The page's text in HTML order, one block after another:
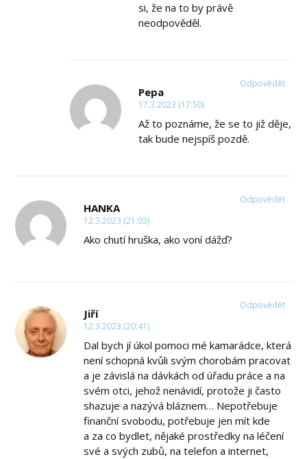
si, že na to by právě
neodpověděl.
Pepa
17.3.2023 (17:50)
Až to poznáme, že se to již děje,
tak bude nejspíš pozdě.
Odpovědět
HANKA
12.3.2023 (21:03)
Ako chutí hruška, ako voní dážď?
Odpovědět
Jiří
12.3.2023 (20:41)
Dal bych jí úkol pomoci mé kamarádce, která
není schopná kvůli svým chorobám pracovat
a je závislá na dávkách od úřadu práce a na
svém otci, jehož nenávidí, protože ji často
shazuje a nazývá bláznem… Nepotřebuje
finanční svobodu, potřebuje jen mít kde
a za co bydlet, nějaké prostředky na léčení
své a svých zubů, na telefon a internet,
Odpovědět